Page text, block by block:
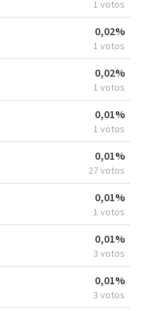
1 votos
0,02%
1 votos
0,02%
1 votos
0,01%
1 votos
0,01%
27 votos
0,01%
1 votos
0,01%
3 votos
0,01%
3 votos